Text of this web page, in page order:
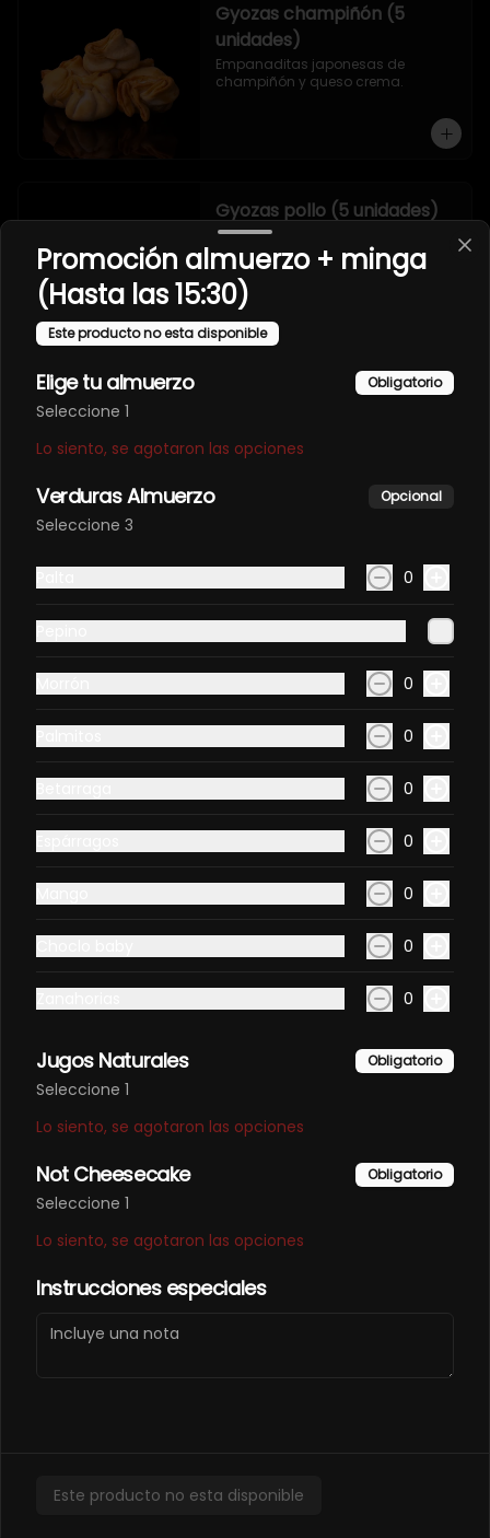
Gyozas champiñón (5
unidades)
Empanaditas japonesas de
champiñón y queso crema.
Gyozas pollo (5 unidades)
Empanaditas japonesas de pollo.
Empanaditas japonesas de
verduras.
Sashimi
Cortes de filete de atún fresco.
Sashimi mixto (8 unidades)
unidades)
Promoción almuerzo + minga
(Hasta las 15:30)
Este producto no esta disponible
Elige tu almuerzo Obligatorio
Seleccione 1
Lo siento, se agotaron las opciones
Verduras Almuerzo Opcional
Seleccione 3
0
0
0
0
0
0
0
0
Jugos Naturales Obligatorio
Seleccione 1
Lo siento, se agotaron las opciones
Not Cheesecake Obligatorio
Seleccione 1
Lo siento, se agotaron las opciones
Instrucciones especiales
Este producto no esta disponible